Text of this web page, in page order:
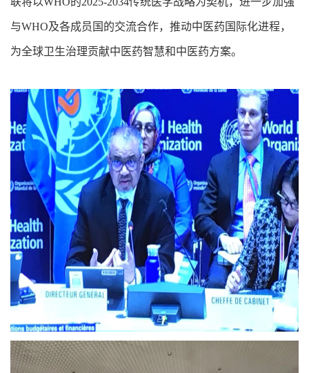
与WHO及各成员国的交流合作，推动中医药国际化进程，
为全球卫生治理贡献中医药智慧和中医药方案。